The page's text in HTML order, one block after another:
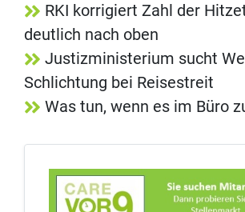
RKI korrigiert Zahl der
deutlich nach oben
Justizministerium sucht
Schlichtung bei Reisestreit
Was tun, wenn es im Büro